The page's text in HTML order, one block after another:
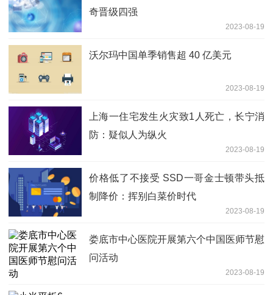
奇晋级四强
2023-08-19
沃尔玛中国单季销售超 40 亿美元
2023-08-19
上海一住宅发生火灾致1人死亡，长宁消
防：疑似人为纵火
2023-08-19
价格低了不接受 SSD一哥金士顿带头抵
制降价：挥别白菜价时代
2023-08-19
娄底市中心医院开展第六个中国医师节慰
问活动
2023-08-19